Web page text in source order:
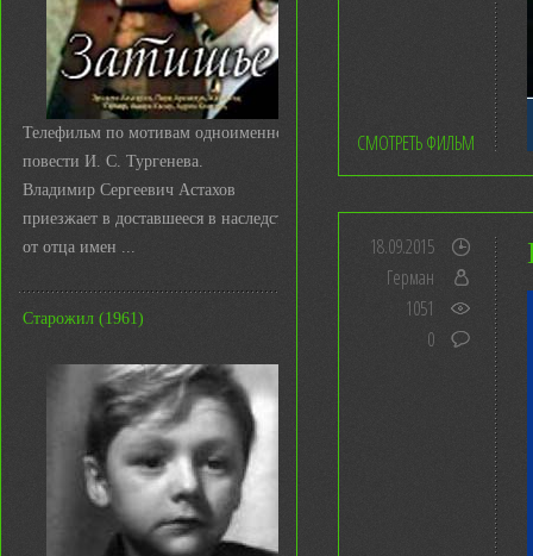
Телефильм по мотивам одноименной
повести И. С. Тургенева.
Владимир Сергеевич Астахов
приезжает в доставшееся в наследство
от отца имен ...
Старожил (1961)
СМОТРЕТЬ ФИЛЬМ
18.09.2015
Герман
1051
0